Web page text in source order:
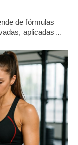
de fórmulas
aplicadas…